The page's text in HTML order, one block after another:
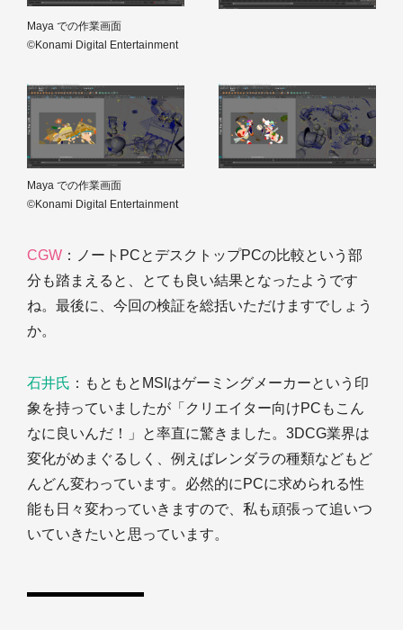
Maya での作業画面
©Konami Digital Entertainment
Maya での作業画面
©Konami Digital Entertainment
CGW ：ノートPCとデスクトップPCの比較という部
分も踏まえると、とても良い結果となったようです
ね。最後に、今回の検証を総括いただけますでしょう
か。
石井氏 ：もともとMSIはゲーミングメーカーという印
象を持っていましたが「クリエイター向けPCもこん
なに良いんだ！」と率直に驚きました。3DCG業界は
変化がめまぐるしく、例えばレンダラの種類などもど
んどん変わっています。必然的にPCに求められる性
能も日々変わっていきますので、私も頑張って追いつ
いていきたいと思っています。